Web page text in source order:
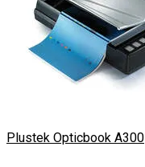
Plustek Opticbook A300​